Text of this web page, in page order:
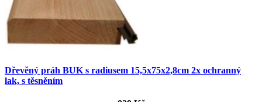
Dřevěný práh BUK s radiusem 15,5x75x2,8cm 2x ochranný
lak, s těsněním